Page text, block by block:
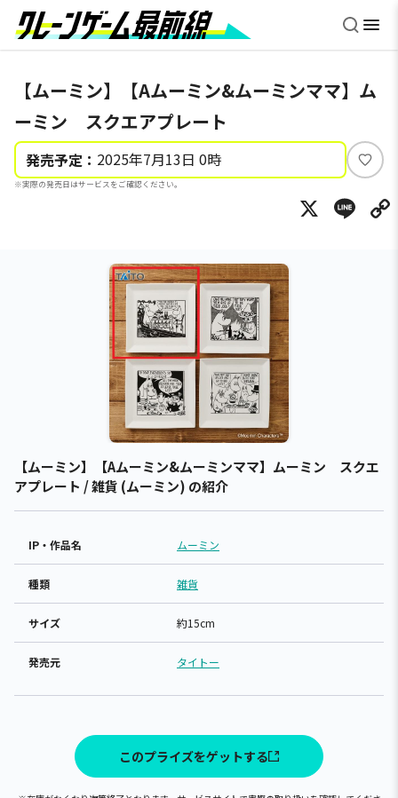
【ムーミン】【Aムーミン&ムーミンママ】ム
ーミン スクエアプレート
発売予定： 2025年7月13日 0時
※実際の発売日はサービスをご確認ください。
い
ね
X
【ムーミン】【Aムーミン&ムーミンママ】ムーミン スクエ
アプレート / 雑貨 (ムーミン) の紹介
IP・作品名 ムーミン
種類 雑貨
サイズ 約15cm
発売元 タイトー
このプライズをゲットする